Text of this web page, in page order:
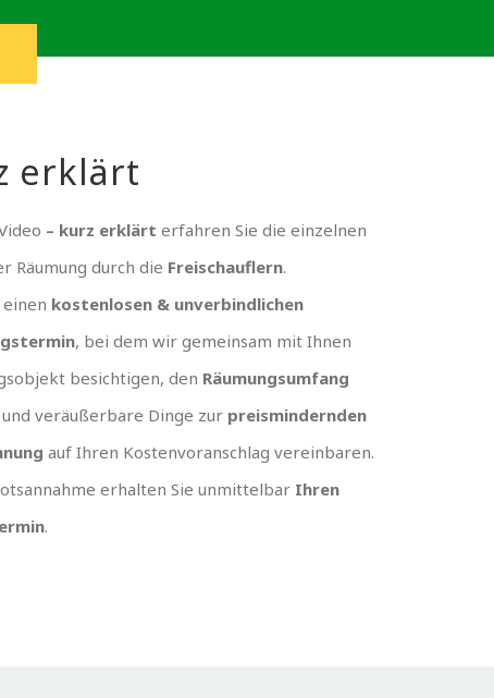
erklärt
– kurz erklärt erfahren Sie die einzelnen
Räumung durch die Freischauflern.
kostenlosen & unverbindlichen
, bei dem wir gemeinsam mit Ihnen
besichtigen, den Räumungsumfang
und veräußerbare Dinge zur preismindernden
auf Ihren Kostenvoranschlag vereinbaren.
erhalten Sie unmittelbar Ihren
.